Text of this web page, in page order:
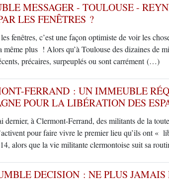
MESSAGER - TOULOUSE -
LES FENÊTRES ?
fenêtres, c’est une façon optimiste de voir les
même plus ! Alors qu’à Toulouse des dizaines de
précaires, surpeuplés ou sont carrément (…)
FERRAND : UN IMMEUBLE
POUR LA LIBÉRATION DES
dernier, à Clermont-Ferrand, des militants de la
pour faire vivre le premier lieu qu’ils ont «
alors que la vie militante clermontoise suit sa
DECISION : NE PLUS JAMAIS